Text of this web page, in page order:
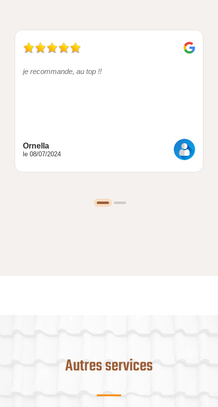
je recommande, au top !!
Ornella
le 08/07/2024
Autres services